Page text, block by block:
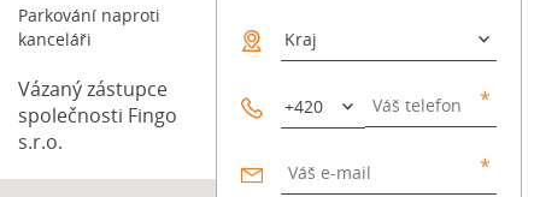
peníze. Fotíte domy pro realitku? Točíte svatby? Děláte
firemní […] Článek Dron s kamerou: Kdy vás zachrání
pojistka a co v práci raději nezkoušet? se nejdříve
objevil na Blog FinGO.cz.
Parkování naproti
kanceláři
Vázaný zástupce
společnosti Fingo
s.r.o.